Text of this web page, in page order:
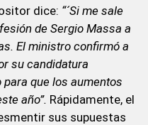
dice: “´Si me sale
de Sergio Massa a
El ministro confirmó a
su candidatura
que los aumentos
año”. Rápidamente, el
sus supuestas